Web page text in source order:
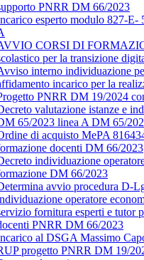
PNRR DM 66/2023
esperto modulo 827-
CORSI DI
per la transizione
interno individuazione
incarico per la
PNRR DM 19/2024
valutazione istanze e
65/2023 linea A DM 65/
di acquisto MePA
docenti DM 66/2023
individuazione
DM 66/2023
avvio procedura D-
operatore
fornitura esperti e tutor
PNRR DM 66/2023
al DSGA Massimo
progetto PNRR DM 19/